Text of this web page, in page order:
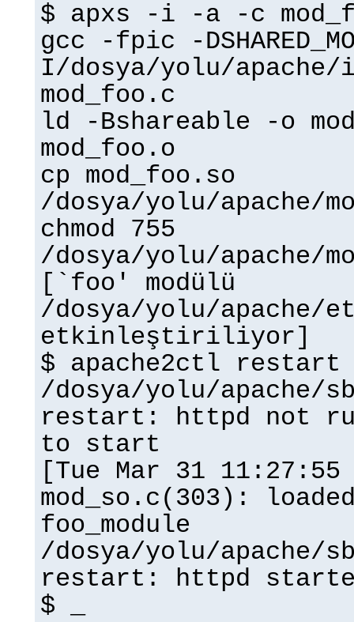
$ apxs -i -a -c
gcc -fpic -
I/dosya/yolu/
mod_foo.c
ld -Bshareable -o
mod_foo.o
cp mod_foo.so
/dosya/yolu/apache/
chmod 755
/dosya/yolu/apache/
[`foo' modülü
/dosya/yolu/apache/
etkinleştiriliyor]
$ apache2ctl restart
/dosya/yolu/apache/
restart: httpd not
to start
[Tue Mar 31
mod_so.c(303):
foo_module
/dosya/yolu/apache/
restart: httpd
$ _